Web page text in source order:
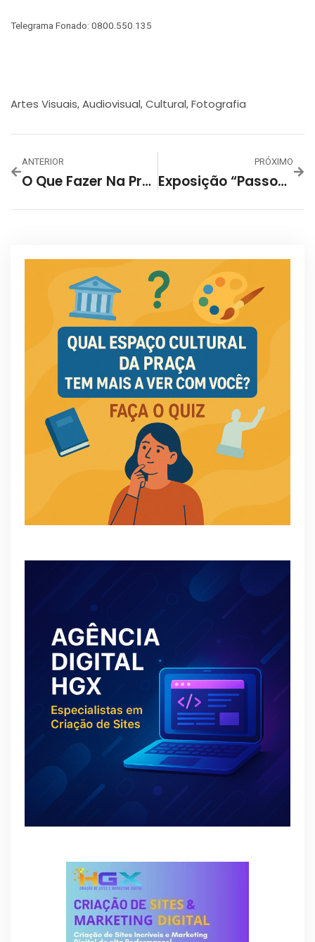
Telegrama Fonado: 0800.550.135
Artes Visuais, Audiovisual, Cultural, Fotografia
ANTERIOR
O Que Fazer Na Praça Da Liberdade No Domingo? Veja Dicas!
PRÓXIMO
Exposição “Passos Da Liberdade”: Uma Homenagem A Tiradentes E À Luta Pela Liberdade, Com Obras De Joanna Scharlé.